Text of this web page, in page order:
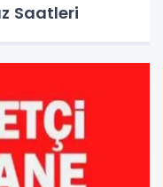
Saatleri